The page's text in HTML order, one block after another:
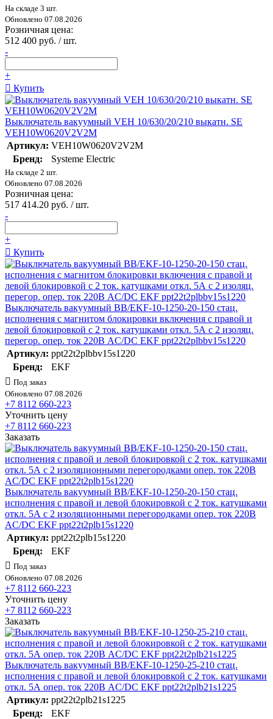
На складе 3 шт.
Обновлено 07.08.2026
Розничная цена:
512 400 руб. / шт.
-
+
Купить
Выключатель вакуумный VEH 10/630/20/210 выкатн. SE
VEH10W0620V2V2M
Артикул: VEH10W0620V2V2M
Бренд:
Systeme Electric
На складе 2 шт.
Обновлено 07.08.2026
Розничная цена:
517 414.20 руб. / шт.
-
+
Купить
Выключатель вакуумный BB/EKF-10-1250-20-150 стац.
исполнения с магнитом блокировки включения с правой и
левой блокировкой с 2 ток. катушками откл. 5А с 2 изоляц.
перегор. опер. ток 220В AC/DC EKF ppt22t2plbbv15s1220
Артикул: ppt22t2plbbv15s1220
Бренд:
EKF
Под заказ
Обновлено 07.08.2026
+7 8112 660-223
Уточнить цену
+7 8112 660-223
Заказать
Выключатель вакуумный BB/EKF-10-1250-20-150 стац.
исполнения с правой и левой блокировкой с 2 ток. катушками
откл. 5А с 2 изоляционными перегородками опер. ток 220В
AC/DC EKF ppt22t2plb15s1220
Артикул: ppt22t2plb15s1220
Бренд:
EKF
Под заказ
Обновлено 07.08.2026
+7 8112 660-223
Уточнить цену
+7 8112 660-223
Заказать
Выключатель вакуумный BB/EKF-10-1250-25-210 стац.
исполнения с правой и левой блокировкой с 2 ток. катушками
откл. 5А опер. ток 220В AC/DC EKF ppt22t2plb21s1225
Артикул: ppt22t2plb21s1225
Бренд:
EKF